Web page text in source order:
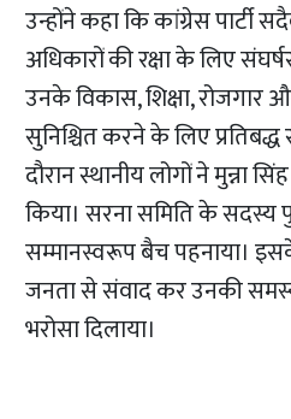
उन्होंने कहा कि कांग्रेस पार्टी
अधिकारों की रक्षा के लिए
उनके विकास, शिक्षा, रोजगार
सुनिश्चित करने के लिए
दौरान स्थानीय लोगों ने मुन्ना
किया। सरना समिति के
सम्मानस्वरूप बैच पहनाया।
जनता से संवाद कर उनकी
भरोसा दिलाया।